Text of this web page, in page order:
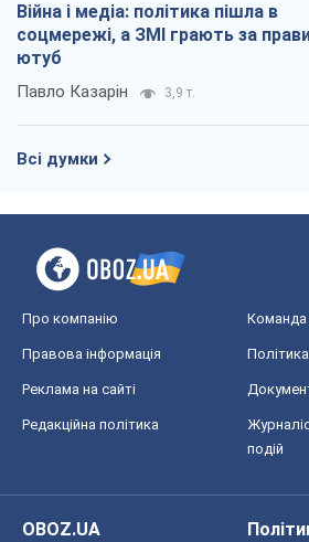
Війна і медіа: політика пішла в
соцмережі, а ЗМІ грають за
ютуб
Павло Казарін 3,9 т.
Всі думки
Про компанію Команда
Правова інформація
Реклама на сайті
Редакційна політика
подій
OBOZ.UA